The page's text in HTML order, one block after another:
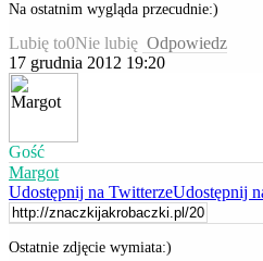
Na ostatnim wygląda przecudnie:)
Lubię to0Nie lubię Odpowiedz
17 grudnia 2012 19:20
Gość
Margot
Udostępnij na TwitterzeUdostępnij
Ostatnie zdjęcie wymiata:)